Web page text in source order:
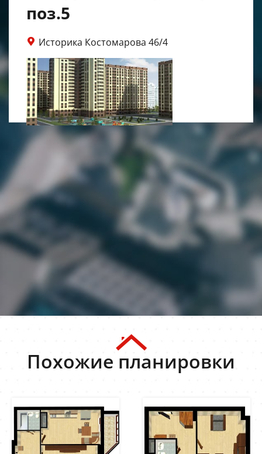
поз.5
Историка Костомарова 46/4
Похожие планировки